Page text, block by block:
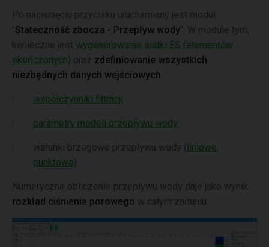
Po naciśnięciu przycisku uruchamiany jest moduł
"Stateczność zbocza - Przepływ wody". W module tym,
konieczne jest wygenerowanie siatki ES (elementów
skończonych) oraz zdefiniowanie wszystkich
niezbędnych danych wejściowych
współczynniki filtracji
parametry modeli przepływu wody
warunki brzegowe przepływu wody ( liniowe,
punktowe)
Numeryczne obliczenie przepływu wody daje jako wynik
rozkład ciśnienia porowego w całym zadaniu.